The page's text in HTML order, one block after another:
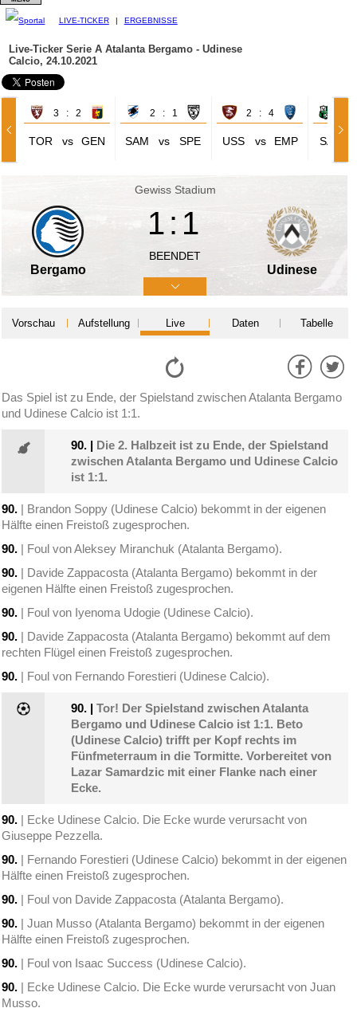
LIVE-TICKER | ERGEBNISSE
Live-Ticker Serie A Atalanta Bergamo - Udinese
Calcio, 24.10.2021
3 : 2
TOR vs GEN
2 : 1
SAM vs SPE
2 : 4
USS vs EMP SAS
Gewiss Stadium
Bergamo
1:1
BEENDET
Udinese
Vorschau Aufstellung Live Daten Tabelle
Das Spiel ist zu Ende, der Spielstand zwischen Atalanta Bergamo
und Udinese Calcio ist 1:1.
90. | Die 2. Halbzeit ist zu Ende, der Spielstand
zwischen Atalanta Bergamo und Udinese Calcio
ist 1:1.
90. | Brandon Soppy (Udinese Calcio) bekommt in der eigenen
Hälfte einen Freistoß zugesprochen.
90. | Foul von Aleksey Miranchuk (Atalanta Bergamo).
90. | Davide Zappacosta (Atalanta Bergamo) bekommt in der
eigenen Hälfte einen Freistoß zugesprochen.
90. | Foul von Iyenoma Udogie (Udinese Calcio).
90. | Davide Zappacosta (Atalanta Bergamo) bekommt auf dem
rechten Flügel einen Freistoß zugesprochen.
90. | Foul von Fernando Forestieri (Udinese Calcio).
90. |Tor! Der Spielstand zwischen Atalanta
Bergamo und Udinese Calcio ist 1:1. Beto
(Udinese Calcio) trifft per Kopf rechts im
Fünfmeterraum in die Tormitte. Vorbereitet von
Lazar Samardzic mit einer Flanke nach einer
Ecke.
90. | Ecke Udinese Calcio. Die Ecke wurde verursacht von
Giuseppe Pezzella.
90. | Fernando Forestieri (Udinese Calcio) bekommt in der eigenen
Hälfte einen Freistoß zugesprochen.
90. | Foul von Davide Zappacosta (Atalanta Bergamo).
90. | Juan Musso (Atalanta Bergamo) bekommt in der eigenen
Hälfte einen Freistoß zugesprochen.
90. | Foul von Isaac Success (Udinese Calcio).
90. | Ecke Udinese Calcio. Die Ecke wurde verursacht von Juan
Musso.